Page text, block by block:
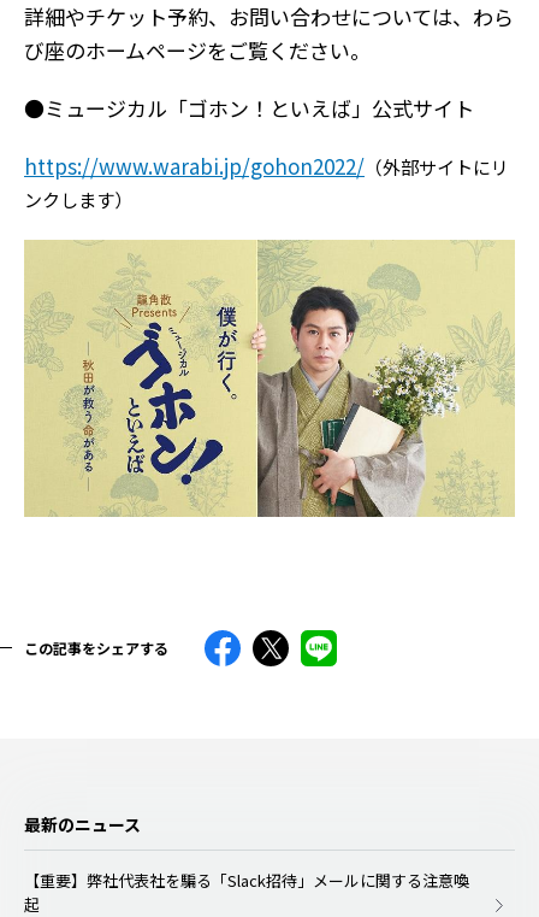
詳細やチケット予約、お問い合わせについては、わら
び座のホームページをご覧ください。
●ミュージカル「ゴホン！といえば」公式サイト
https://www.warabi.jp/gohon2022/ （外部サイトにリ
ンクします）
この記事をシェアする
最新のニュース
【重要】弊社代表社を騙る「Slack招待」メールに関する注意喚
起